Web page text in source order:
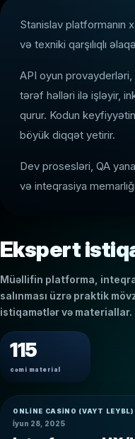
Stanislav platformanın
və texniki qarşılıqlı
API oyun
tərəf həlləri ilə işləyir,
qurur. Kodun
böyük diqqət yetirir.
Dev prosesləri, QA
və inteqrasiya
Ekspert
Müəllifin platforma,
salınması üzrə praktik
istiqamətlər və materiallar.
115
cəmi material
ONLINE CASINO (VAYT LEYBL)
İyun 28, 2025